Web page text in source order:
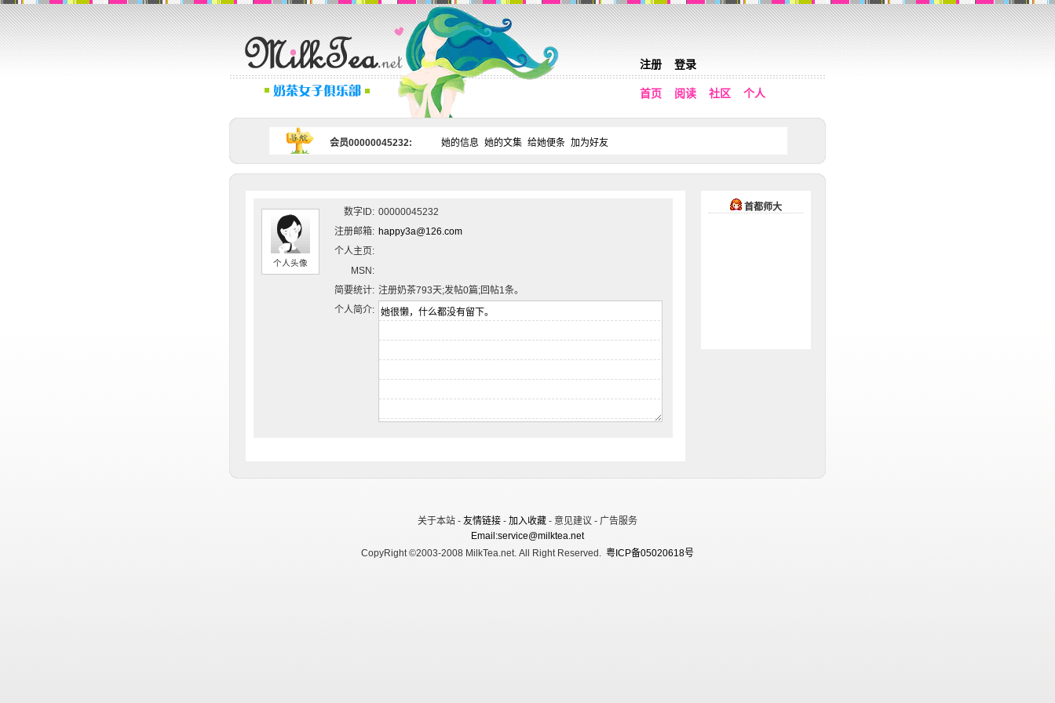
注册 登录
首页 阅读 社区 个人
会员00000045232: 她的信息 她的文集 给她便条 加为好友
个人头像
数字ID: 00000045232
注册邮箱: happy3a@126.com
个人主页:
MSN:
简要统计: 注册奶茶793天;发帖0篇;回帖1条。
个人简介:
首都师大
关于本站 - 友情链接 - 加入收藏 - 意见建议 - 广告服务
Email:service@milktea.net
CopyRight ©2003-2008 MilkTea.net. All Right Reserved. 粤ICP备05020618号